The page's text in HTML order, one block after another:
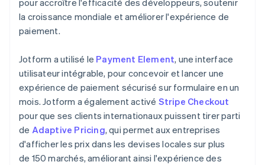
la croissance mondiale et améliorer l'expérience de
paiement.
Jotform a utilisé le Payment Element, une interface
utilisateur intégrable, pour concevoir et lancer une
expérience de paiement sécurisé sur formulaire en un
mois. Jotform a également activé Stripe Checkout
pour que ses clients internationaux puissent tirer parti
de Adaptive Pricing, qui permet aux entreprises
d'afficher les prix dans les devises locales sur plus
de 150 marchés, améliorant ainsi l'expérience des